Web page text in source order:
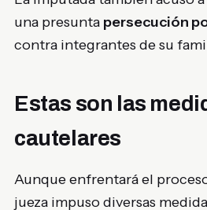
una presunta persecución
contra integrantes de su
Estas son las
cautelares
Aunque enfrentará el
jueza impuso diversas